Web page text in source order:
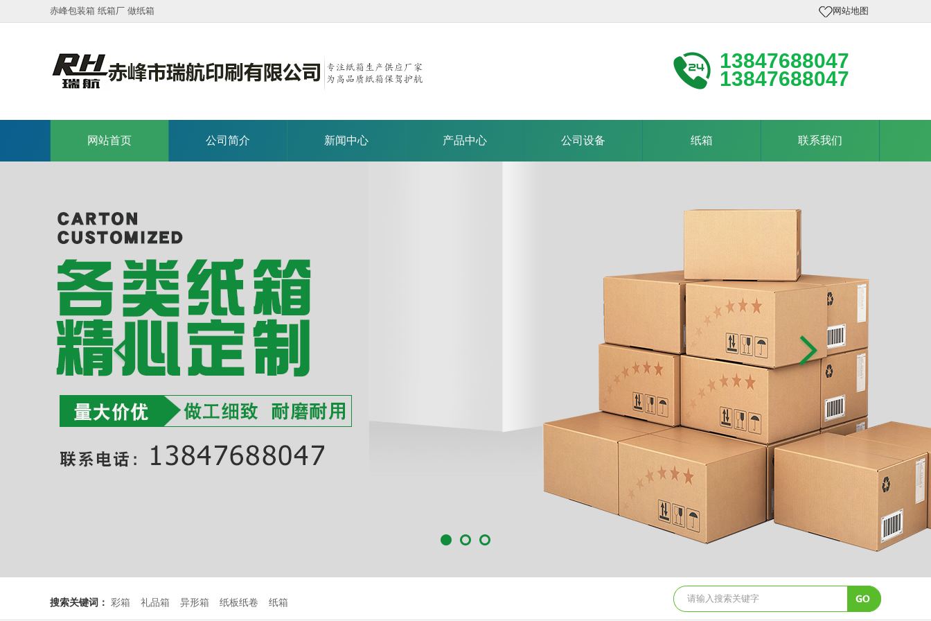
赤峰包装箱 纸箱厂 做纸箱 网站地图
13847688047
13847688047
网站首页 公司简介 新闻中心 产品中心 公司设备 纸箱 联系我们
搜索关键词： 彩箱 礼品箱 异形箱 纸板纸卷 纸箱